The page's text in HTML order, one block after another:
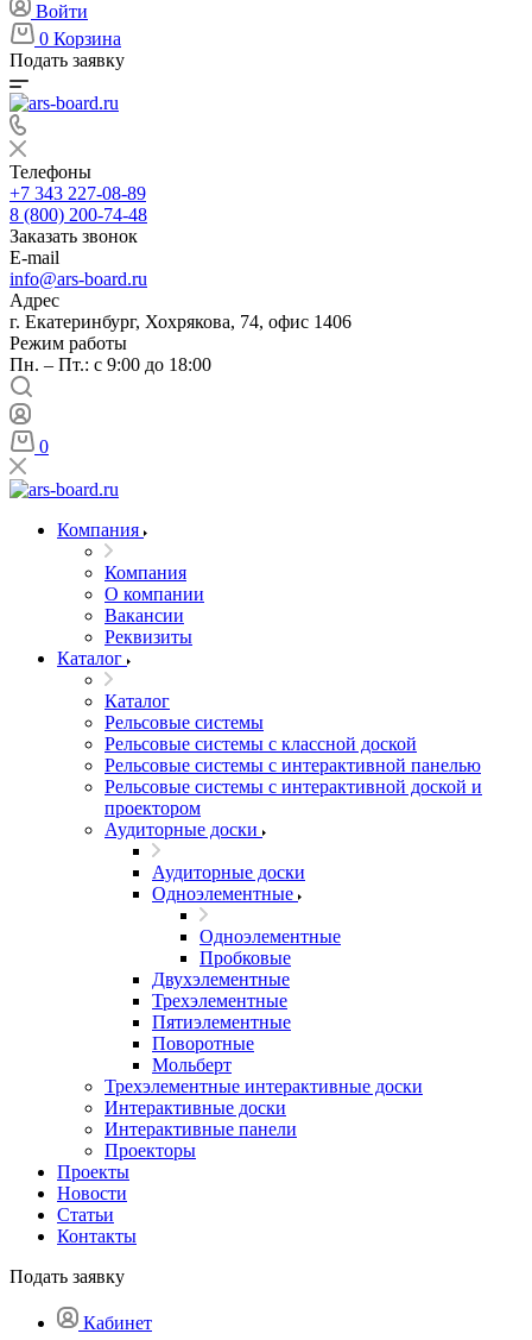
Войти
0 Корзина
Подать заявку
Телефоны
+7 343 227-08-89
8 (800) 200-74-48
Заказать звонок
E-mail
info@ars-board.ru
Адрес
г. Екатеринбург, Хохрякова, 74, офис 1406
Режим работы
Пн. – Пт.: с 9:00 до 18:00
0
Компания
Компания
О компании
Вакансии
Реквизиты
Каталог
Каталог
Рельсовые системы
Рельсовые системы с классной доской
Рельсовые системы с интерактивной панелью
Рельсовые системы с интерактивной доской и
проектором
Аудиторные доски
Аудиторные доски
Одноэлементные
Одноэлементные
Пробковые
Двухэлементные
Трехэлементные
Пятиэлементные
Поворотные
Мольберт
Трехэлементные интерактивные доски
Интерактивные доски
Интерактивные панели
Проекторы
Проекты
Новости
Статьи
Контакты
Подать заявку
Кабинет